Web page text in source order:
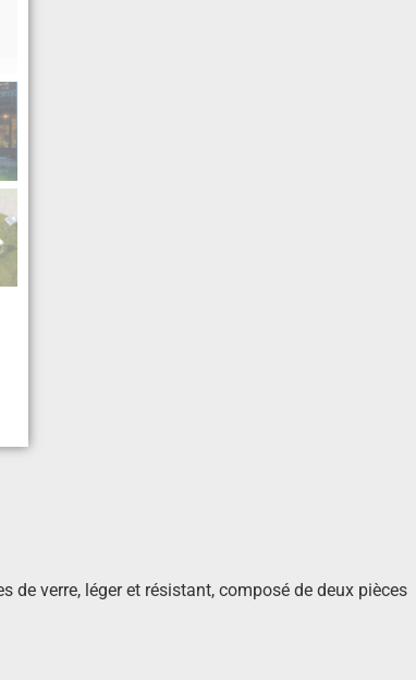
verre, léger et résistant, composé de deux pièces